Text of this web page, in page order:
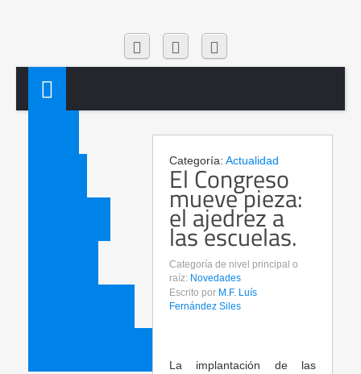
Categoría: Actualidad
El Congreso
mueve pieza:
el ajedrez a
las escuelas.
Categoría de nivel principal o
raíz: Novedades
Escrito por M.F. Luís
Fernández Siles
La implantación de las